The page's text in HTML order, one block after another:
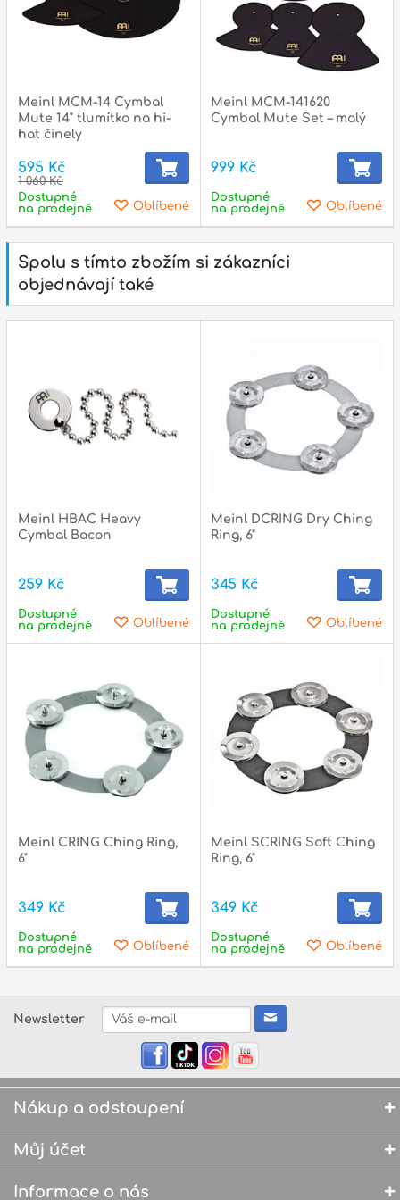
Meinl MCM-14 Cymbal
Mute 14" tlumítko na hi-
hat činely
595 Kč
1 060 Kč
Oblíbené
Dostupné
na prodejně
Meinl MCM-141620
Cymbal Mute Set – malý
999 Kč
Oblíbené
Dostupné
na prodejně
Spolu s tímto zbožím si zákazníci
objednávají také
Meinl HBAC Heavy
Cymbal Bacon
259 Kč
Oblíbené
Dostupné
na prodejně
Meinl DCRING Dry Ching
Ring, 6"
345 Kč
Oblíbené
Dostupné
na prodejně
Meinl CRING Ching Ring,
6"
349 Kč
Oblíbené
Dostupné
na prodejně
Meinl SCRING Soft Ching
Ring, 6"
349 Kč
Oblíbené
Dostupné
na prodejně
Newsletter
Nákup a odstoupení
Můj účet
Informace o nás